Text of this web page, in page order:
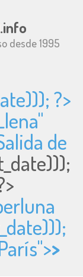
.info
desde 1995
?>
de
>